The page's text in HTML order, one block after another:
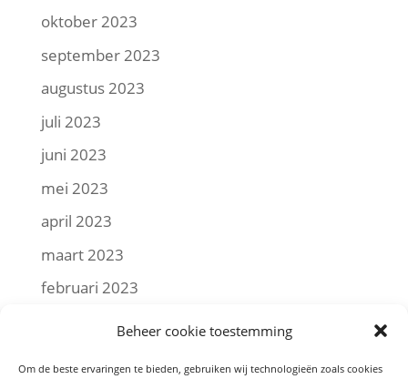
Beheer cookie toestemming
Om de beste ervaringen te bieden, gebruiken wij technologieën zoals cookies
oktober 2023
september 2023
augustus 2023
juli 2023
juni 2023
mei 2023
april 2023
maart 2023
februari 2023